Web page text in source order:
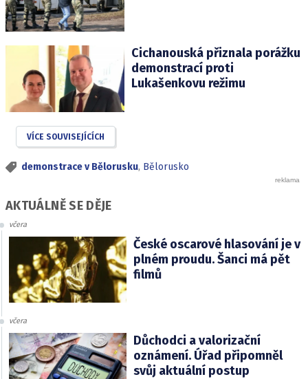
Cichanouská přiznala porážku
demonstrací proti
Lukašenkovu režimu
VÍCE SOUVISEJÍCÍCH
demonstrace v Bělorusku, Bělorusko
AKTUÁLNĚ SE DĚJE
včera
České oscarové hlasování je v
plném proudu. Šanci má pět
filmů
včera
Důchodci a valorizační
oznámení. Úřad připomněl
svůj aktuální postup